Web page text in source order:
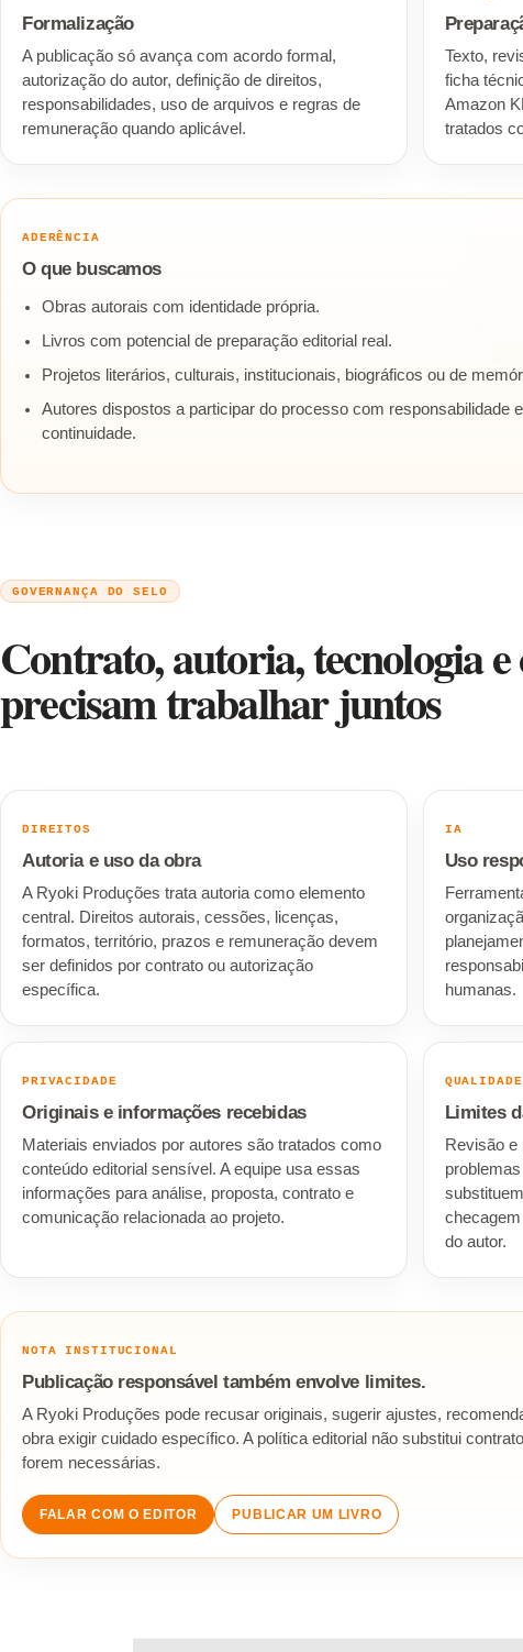
Formalização
A publicação só avança com acordo formal,
autorização do autor, definição de direitos,
responsabilidades, uso de arquivos e regras de
remuneração quando aplicável.
Texto,
ficha
Amazon
tratados
ADERÊNCIA
O que buscamos
Obras autorais com identidade própria.
Livros com potencial de preparação editorial real.
Projetos literários, culturais, institucionais, biográficos ou de
Autores dispostos a participar do processo com responsabilidade e
continuidade.
GOVERNANÇA DO SELO
Contrato, autoria, tecnologia e
precisam trabalhar juntos
DIREITOS
Autoria e uso da obra
A Ryoki Produções trata autoria como elemento
central. Direitos autorais, cessões, licenças,
formatos, território, prazos e remuneração devem
ser definidos por contrato ou autorização
específica.
IA
Uso
humanas.
PRIVACIDADE
Originais e informações recebidas
Materiais enviados por autores são tratados como
conteúdo editorial sensível. A equipe usa essas
informações para análise, proposta, contrato e
comunicação relacionada ao projeto.
QUALIDADE
Limites
Revisão e
checagem
do autor.
NOTA INSTITUCIONAL
Publicação responsável também envolve limites.
A Ryoki Produções pode recusar originais, sugerir ajustes,
obra exigir cuidado específico. A política editorial não substitui
forem necessárias.
FALAR COM O EDITOR PUBLICAR UM LIVRO